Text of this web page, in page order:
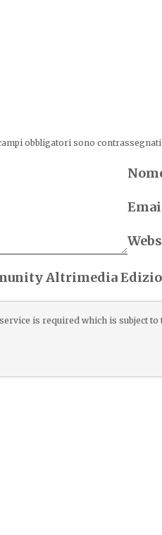
obbligatori sono contrassegnati
Altrimedia
is required which is subject to